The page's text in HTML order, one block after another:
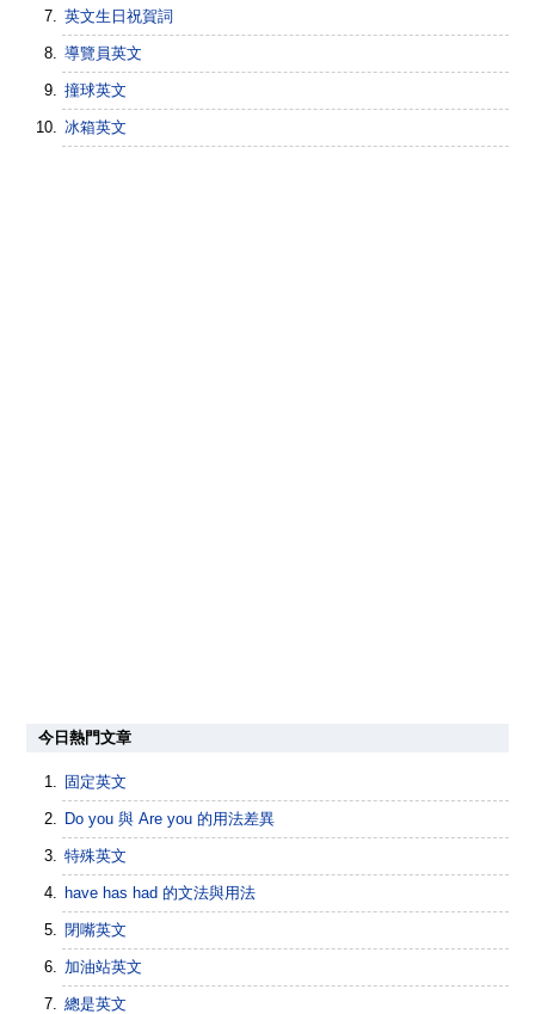
英文生日祝賀詞
導覽員英文
撞球英文
冰箱英文
今日熱門文章
固定英文
Do you 與 Are you 的用法差異
特殊英文
have has had 的文法與用法
閉嘴英文
加油站英文
總是英文